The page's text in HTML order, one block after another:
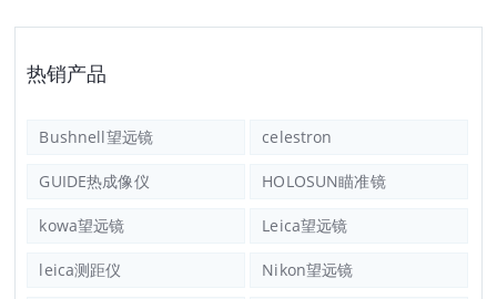
热销产品
Bushnell望远镜 celestron
GUIDE热成像仪 HOLOSUN瞄准镜
kowa望远镜 Leica望远镜
leica测距仪 Nikon望远镜